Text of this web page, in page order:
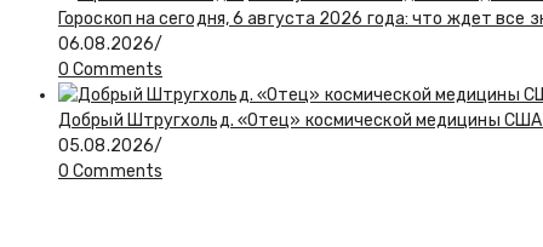
Гороскоп на сегодня, 6 августа 2026 года: что ждет все
06.08.2026/
0 Comments
Добрый Штругхольд. «Отец» космической медицины
05.08.2026/
0 Comments